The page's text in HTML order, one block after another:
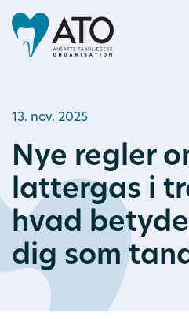
13. nov. 2025
Nye regler
lattergas i
hvad
dig som